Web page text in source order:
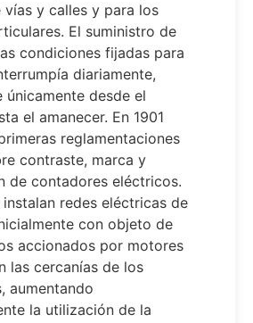
vías y calles y para los
El suministro de
condiciones fijadas para
diariamente,
únicamente desde el
el amanecer. En 1901
reglamentaciones
contraste, marca y
de contadores eléctricos.
redes eléctricas de
con objeto de
accionados por motores
las cercanías de los
aumentando
la utilización de la